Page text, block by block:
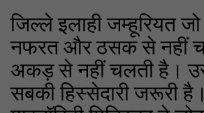
जिल्ले इलाही जम्हूरियत
नफरत और ठसक से नहीं
अकड़ से नहीं चलती है।
सबकी हिस्सेदारी जरूरी